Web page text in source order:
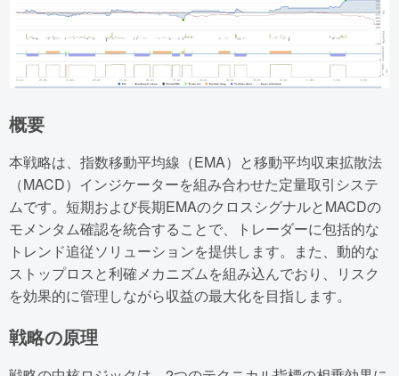
概要
本戦略は、指数移動平均線（EMA）と移動平均収束拡散法
（MACD）インジケーターを組み合わせた定量取引システ
ムです。短期および長期EMAのクロスシグナルとMACDの
モメンタム確認を統合することで、トレーダーに包括的な
トレンド追従ソリューションを提供します。また、動的な
ストップロスと利確メカニズムを組み込んでおり、リスク
を効果的に管理しながら収益の最大化を目指します。
戦略の原理